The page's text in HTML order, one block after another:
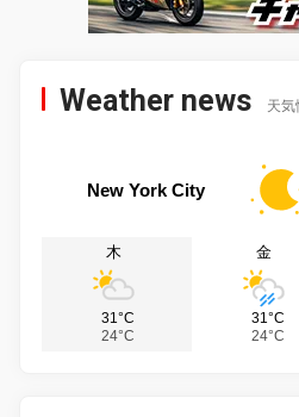
Weather news 天気
New York City
木
31°C
24°C
金
31°C
24°C